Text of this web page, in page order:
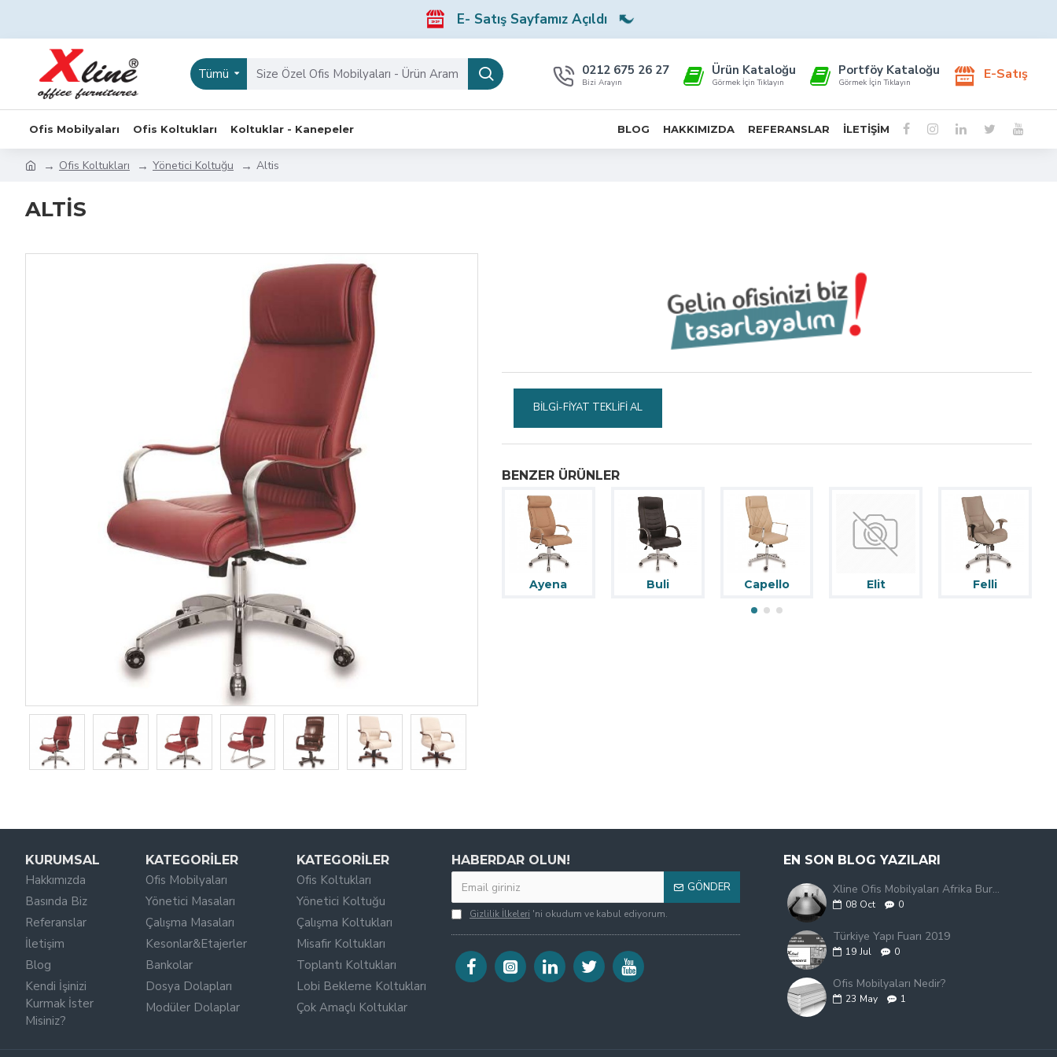
E- Satış Sayfamız Açıldı
Tümü 0212 675 26 27
Bizi Arayın
Ürün Kataloğu
Görmek İçin Tıklayın
Portföy Kataloğu
Görmek İçin Tıklayın E-Satış
Ofis Mobilyaları Ofis Koltukları Koltuklar - Kanepeler BLOG HAKKIMIZDA REFERANSLAR İLETIŞIM
Ofis Koltukları Yönetici Koltuğu Altis
ALTIS
BILGI-FIYAT TEKLIFI AL
BENZER ÜRÜNLER
Ayena Buli Capello Elit Felli
KURUMSAL
Hakkımızda
Basında Biz
Referanslar
İletişim
Blog
Kendi İşinizi
Kurmak İster
Misiniz?
KATEGORILER
Ofis Mobilyaları
Yönetici Masaları
Çalışma Masaları
Kesonlar&Etajerler
Bankolar
Dosya Dolapları
Modüler Dolaplar
KATEGORILER
Ofis Koltukları
Yönetici Koltuğu
Çalışma Koltukları
Misafir Koltukları
Toplantı Koltukları
Lobi Bekleme Koltukları
Çok Amaçlı Koltuklar
HABERDAR OLUN!
GÖNDER
Gizlilik İlkeleri 'ni okudum ve kabul ediyorum.
EN SON BLOG YAZILARI
Xline Ofis Mobilyaları Afrika Burkina Faso'da
08 Oct 0
Türkiye Yapı Fuarı 2019
19 Jul 0
Ofis Mobilyaları Nedir?
23 May 1